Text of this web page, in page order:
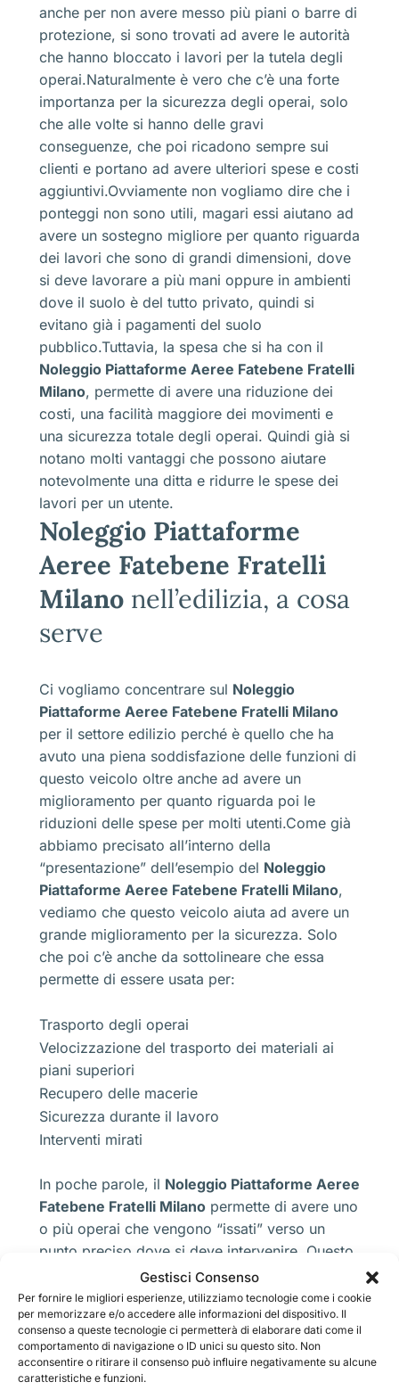
Gestisci Consenso
Per fornire le migliori esperienze, utilizziamo tecnologie come i cookie
per memorizzare e/o accedere alle informazioni del dispositivo. Il
consenso a queste tecnologie ci permetterà di elaborare dati come il
comportamento di navigazione o ID unici su questo sito. Non
acconsentire o ritirare il consenso può influire negativamente su alcune
caratteristiche e funzioni.
anche per non avere messo più piani o barre di
protezione, si sono trovati ad avere le autorità
che hanno bloccato i lavori per la tutela degli
operai.Naturalmente è vero che c’è una forte
importanza per la sicurezza degli operai, solo
che alle volte si hanno delle gravi
conseguenze, che poi ricadono sempre sui
clienti e portano ad avere ulteriori spese e costi
aggiuntivi.Ovviamente non vogliamo dire che i
ponteggi non sono utili, magari essi aiutano ad
avere un sostegno migliore per quanto riguarda
dei lavori che sono di grandi dimensioni, dove
si deve lavorare a più mani oppure in ambienti
dove il suolo è del tutto privato, quindi si
evitano già i pagamenti del suolo
pubblico.Tuttavia, la spesa che si ha con il
Noleggio Piattaforme Aeree Fatebene Fratelli
Milano, permette di avere una riduzione dei
costi, una facilità maggiore dei movimenti e
una sicurezza totale degli operai. Quindi già si
notano molti vantaggi che possono aiutare
notevolmente una ditta e ridurre le spese dei
lavori per un utente.
Noleggio Piattaforme
Aeree Fatebene Fratelli
Milano nell’edilizia, a cosa
serve
Ci vogliamo concentrare sul Noleggio
Piattaforme Aeree Fatebene Fratelli Milano
per il settore edilizio perché è quello che ha
avuto una piena soddisfazione delle funzioni di
questo veicolo oltre anche ad avere un
miglioramento per quanto riguarda poi le
riduzioni delle spese per molti utenti.Come già
abbiamo precisato all’interno della
“presentazione” dell’esempio del Noleggio
Piattaforme Aeree Fatebene Fratelli Milano,
vediamo che questo veicolo aiuta ad avere un
grande miglioramento per la sicurezza. Solo
che poi c’è anche da sottolineare che essa
permette di essere usata per:
Trasporto degli operai
Velocizzazione del trasporto dei materiali ai
piani superiori
Recupero delle macerie
Sicurezza durante il lavoro
Interventi mirati
In poche parole, il Noleggio Piattaforme Aeree
Fatebene Fratelli Milano permette di avere uno
o più operai che vengono “issati” verso un
punto preciso dove si deve intervenire. Questo
vuol dire che anche per i piccoli interventi, che
magari sono di ristrutturazione oppure anche
semplicemente per una chiusura di qualche
infiltrazione, spaccatura, caduta di calcinacci e
perfino per quanto riguarda un recupero di
serramenti, ringhiere, inferriate o altri elementi